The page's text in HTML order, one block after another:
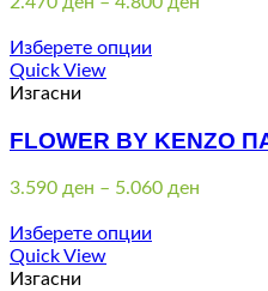
Изберете опции
Quick View
Изгасни
FLOWER BY KENZO
3.590 ден – 5.060 ден
Изберете опции
Quick View
Изгасни